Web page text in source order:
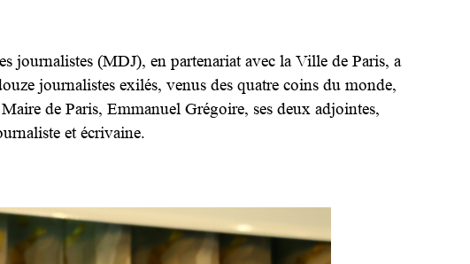
journalistes (MDJ), en partenariat avec la Ville de Paris, a
journalistes exilés, venus des quatre coins du monde,
de Paris, Emmanuel Grégoire, ses deux adjointes,
et écrivaine.